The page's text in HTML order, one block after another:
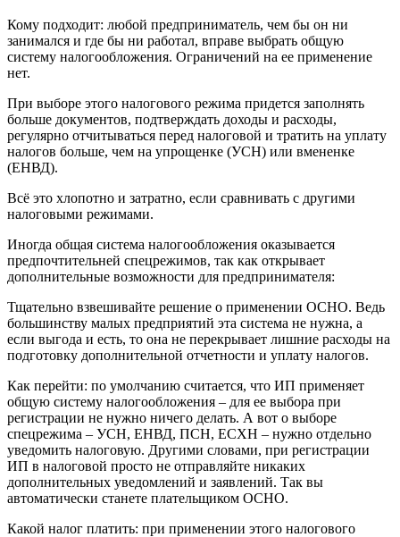
Кому подходит: любой предприниматель, чем бы он ни
занимался и где бы ни работал, вправе выбрать общую
систему налогообложения. Ограничений на ее применение
нет.
При выборе этого налогового режима придется заполнять
больше документов, подтверждать доходы и расходы,
регулярно отчитываться перед налоговой и тратить на уплату
налогов больше, чем на упрощенке (УСН) или вмененке
(ЕНВД).
Всё это хлопотно и затратно, если сравнивать с другими
налоговыми режимами.
Иногда общая система налогообложения оказывается
предпочтительней спецрежимов, так как открывает
дополнительные возможности для предпринимателя:
Тщательно взвешивайте решение о применении ОСНО. Ведь
большинству малых предприятий эта система не нужна, а
если выгода и есть, то она не перекрывает лишние расходы на
подготовку дополнительной отчетности и уплату налогов.
Как перейти: по умолчанию считается, что ИП применяет
общую систему налогообложения – для ее выбора при
регистрации не нужно ничего делать. А вот о выборе
спецрежима – УСН, ЕНВД, ПСН, ЕСХН – нужно отдельно
уведомить налоговую. Другими словами, при регистрации
ИП в налоговой просто не отправляйте никаких
дополнительных уведомлений и заявлений. Так вы
автоматически станете плательщиком ОСНО.
Какой налог платить: при применении этого налогового